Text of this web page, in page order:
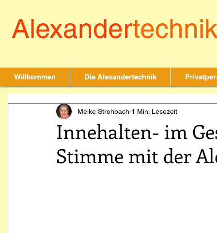
Alexander
Willkommen Die Alexandertechnik
Innehalten- im
Stimme mit der
Meike Strohbach 1 Min. Lesezeit